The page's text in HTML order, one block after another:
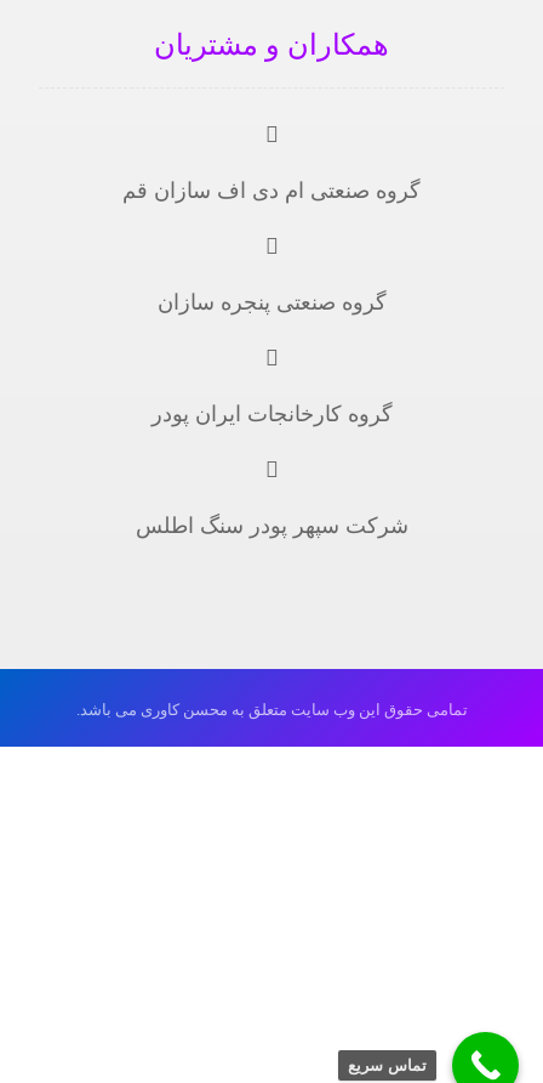
همکاران و مشتریان
گروه صنعتی ام دی اف سازان قم
گروه صنعتی پنجره سازان
گروه کارخانجات ایران پودر
شرکت سپهر پودر سنگ اطلس
تمامی حقوق این وب سایت متعلق به محسن کاوری می باشد.
تماس سریع